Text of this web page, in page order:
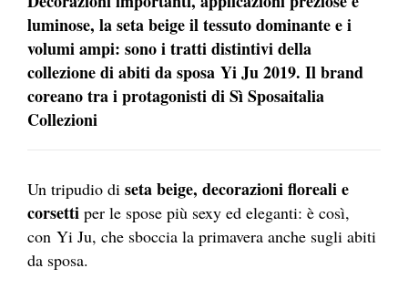
luminose, la seta beige il tessuto dominante e i
volumi ampi: sono i tratti distintivi della
collezione di abiti da sposa Yi Ju 2019. Il brand
coreano tra i protagonisti di Sì Sposaitalia
Collezioni
Un tripudio di seta beige, decorazioni floreali e
corsetti per le spose più sexy ed eleganti: è così,
con Yi Ju, che sboccia la primavera anche sugli abiti
da sposa.